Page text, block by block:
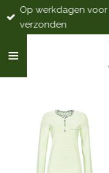
Ga
direct
de
Op werkdagen
verzonden